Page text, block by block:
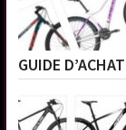
GUIDE